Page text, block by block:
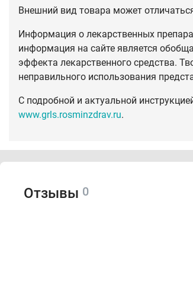
Внешний вид товара может
Информация о лекарственных
информация на сайте является
эффекта лекарственного средства.
неправильного использования
С подробной и актуальной
www.grls.rosminzdrav.ru.
Отзывы 0